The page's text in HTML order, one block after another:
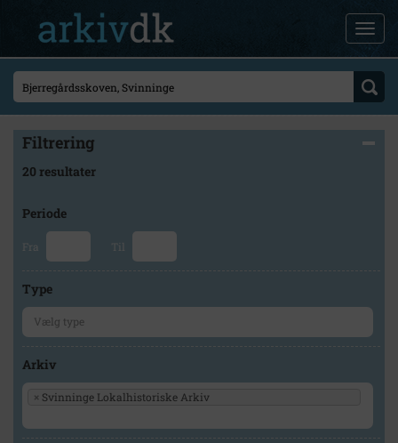
Filtrering
20 resultater
Periode
Fra Til
Type
Arkiv
× Svinninge Lokalhistoriske Arkiv